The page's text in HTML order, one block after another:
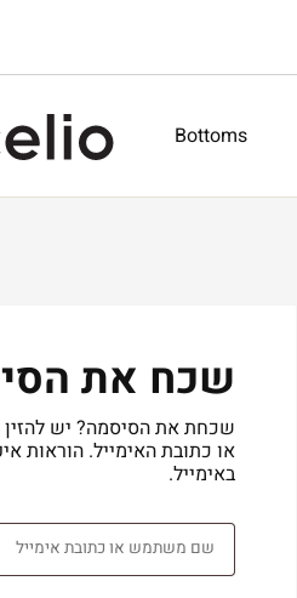
Bottoms
שכח את
שכחת את הסיסמה? יש
או כתובת האימייל. הוראות
באימייל.
שם משתמש או כתובת אימייל